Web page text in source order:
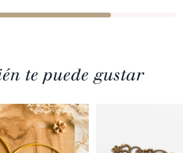
te puede gustar